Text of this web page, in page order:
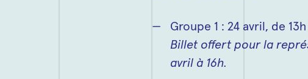
Groupe 1 : 24 avril, de
Billet offert pour la
avril à 16h.